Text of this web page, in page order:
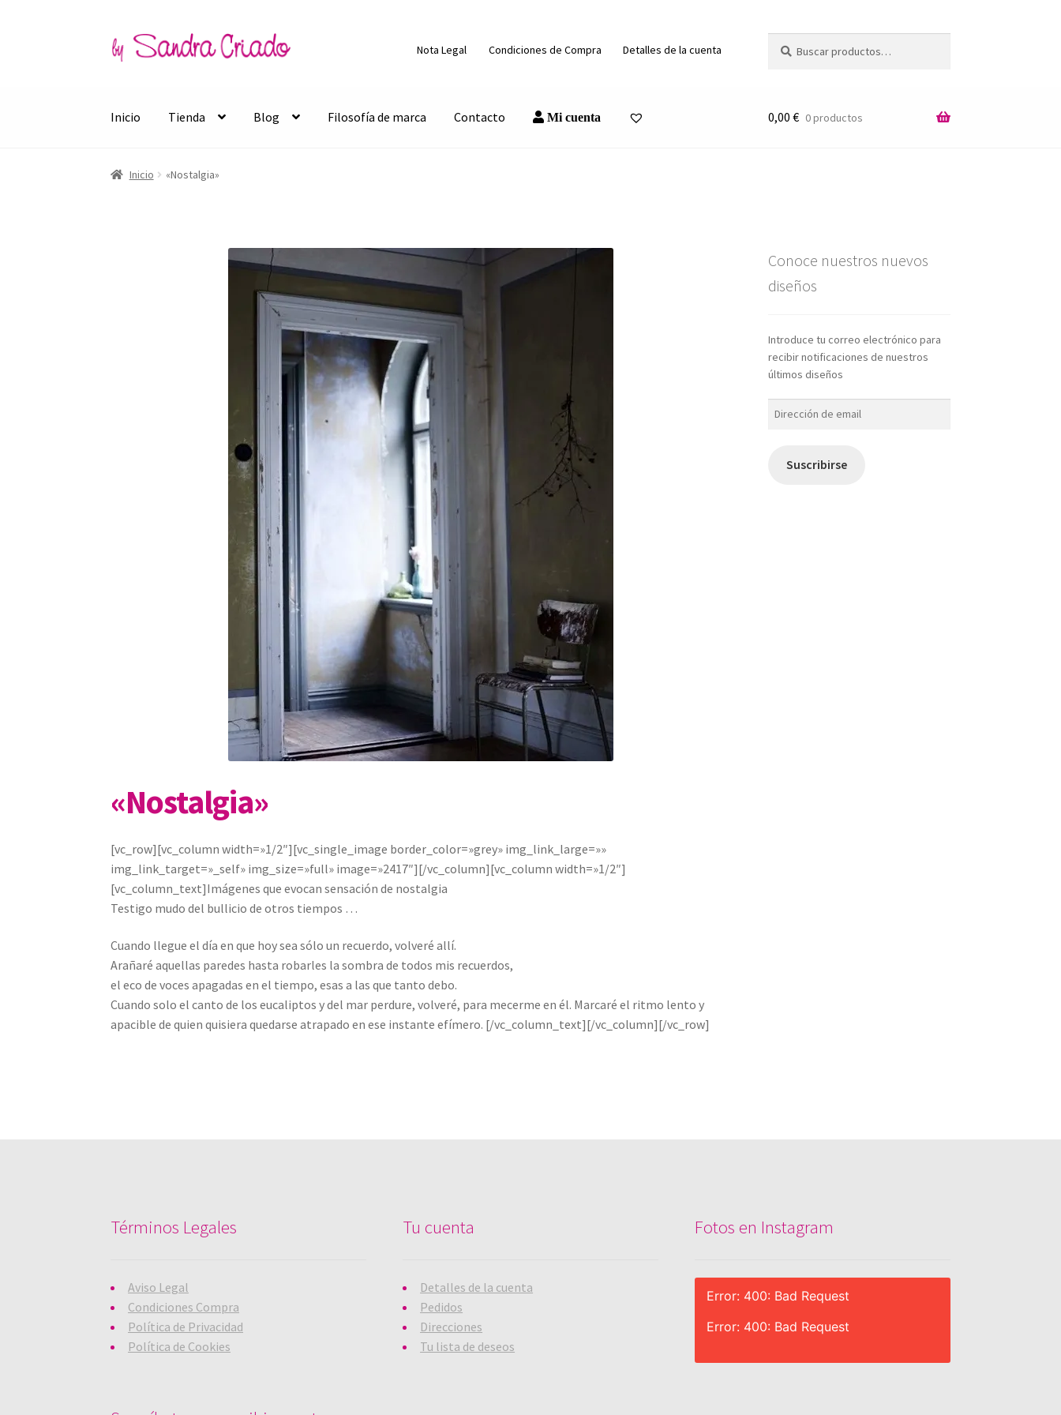
Ir
a
Ir
al
Nota Legal Condiciones de Compra Detalles de la cuenta
por:
Inicio Tienda Blog Filosofía de marca Contacto Mi cuenta 0,00 € 0 productos
Inicio «Nostalgia»
«Nostalgia»
[vc_row][vc_column width=»1/2″][vc_single_image border_color=»grey» img_link_large=»»
img_link_target=»_self» img_size=»full» image=»2417″][/vc_column][vc_column width=»1/2″]
[vc_column_text]Imágenes que evocan sensación de nostalgia
Testigo mudo del bullicio de otros tiempos …
Cuando llegue el día en que hoy sea sólo un recuerdo, volveré allí.
Arañaré aquellas paredes hasta robarles la sombra de todos mis recuerdos,
el eco de voces apagadas en el tiempo, esas a las que tanto debo.
Cuando solo el canto de los eucaliptos y del mar perdure, volveré, para mecerme en él. Marcaré el ritmo lento y
apacible de quien quisiera quedarse atrapado en ese instante efímero. [/vc_column_text][/vc_column][/vc_row]
Conoce nuestros nuevos
diseños
Introduce tu correo electrónico para
recibir notificaciones de nuestros
últimos diseños
Dirección
Suscribirse
Términos Legales
Aviso Legal
Condiciones Compra
Política de Privacidad
Política de Cookies
Tu cuenta
Detalles de la cuenta
Pedidos
Direcciones
Tu lista de deseos
Fotos en Instagram
Error: 400: Bad Request
Error: 400: Bad Request